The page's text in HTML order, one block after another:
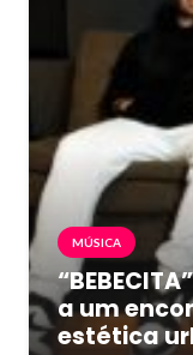
MÚSICA
a um
estética